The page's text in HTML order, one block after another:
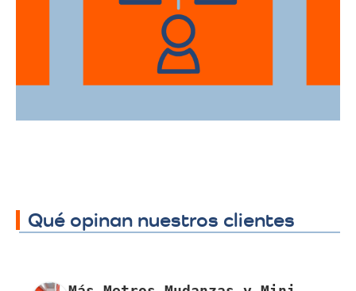
la ciudad de Yumbo, facilitando su
traslado a cualquier sector.
Qué opinan nuestros clientes